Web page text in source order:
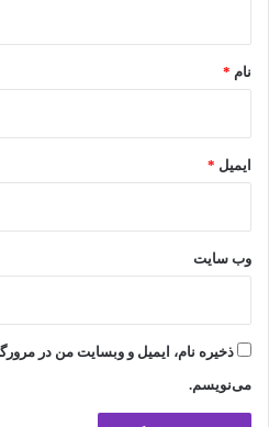
نام *
ایمیل *
وب‌ سایت
ذخیره نام، ایمیل و وبسایت من در
می‌نویسم.